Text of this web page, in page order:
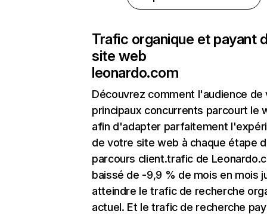
Trafic organique et payant
site web
leonardo.com
Découvrez comment l'audience de
principaux concurrents parcourt le
afin d'adapter parfaitement
de votre site web à chaque étape
parcours client.trafic de
baissé de -9,9 % de mois en mois
atteindre le trafic de recherche
actuel. Et le trafic de recherche